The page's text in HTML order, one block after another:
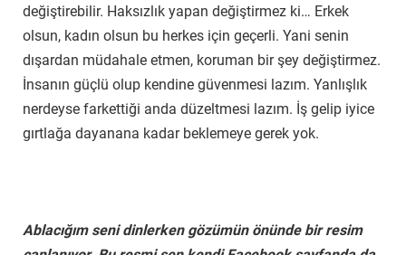
değiştirebilir. Haksızlık yapan değiştirmez ki… Erkek
olsun, kadın olsun bu herkes için geçerli. Yani senin
dışardan müdahale etmen, koruman bir şey değiştirmez.
İnsanın güçlü olup kendine güvenmesi lazım. Yanlışlık
nerdeyse farkettiği anda düzeltmesi lazım. İş gelip iyice
gırtlağa dayanana kadar beklemeye gerek yok.
Ablacığım seni dinlerken gözümün önünde bir resim